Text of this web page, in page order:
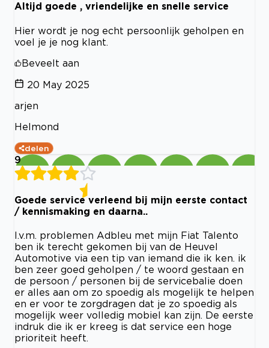
Altijd goede , vriendelijke en snelle service
Hier wordt je nog echt persoonlijk geholpen en
voel je je nog klant.
Beveelt aan
20 May 2025
arjen
Helmond
delen
9
Goede service verleend bij mijn eerste contact
/ kennismaking en daarna..
I.v.m. problemen Adbleu met mijn Fiat Talento
ben ik terecht gekomen bij van de Heuvel
Automotive via een tip van iemand die ik ken. ik
ben zeer goed geholpen / te woord gestaan en
de persoon / personen bij de servicebalie doen
er alles aan om zo spoedig als mogelijk te helpen
en er voor te zorgdragen dat je zo spoedig als
mogelijk weer volledig mobiel kan zijn. De eerste
indruk die ik er kreeg is dat service een hoge
prioriteit heeft.